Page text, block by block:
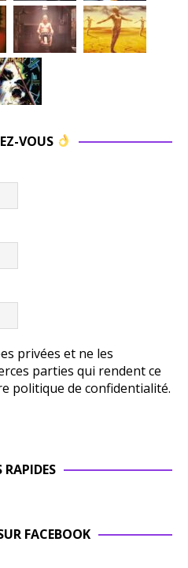
VOUS
privées et ne les
parties qui rendent ce
politique de confidentialité.
RAPIDES
FACEBOOK